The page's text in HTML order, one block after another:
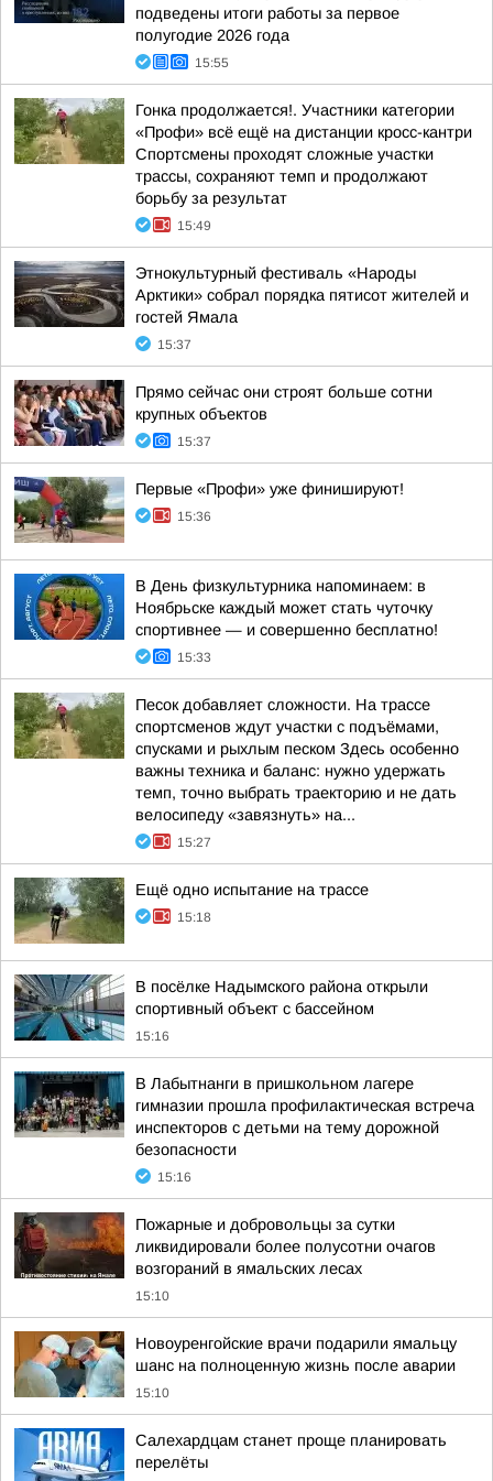
подведены итоги работы за первое
полугодие 2026 года
15:55
Гонка продолжается!. Участники категории
«Профи» всё ещё на дистанции кросс-кантри
Спортсмены проходят сложные участки
трассы, сохраняют темп и продолжают
борьбу за результат
15:49
Этнокультурный фестиваль «Народы
Арктики» собрал порядка пятисот жителей и
гостей Ямала
15:37
Прямо сейчас они строят больше сотни
крупных объектов
15:37
Первые «Профи» уже финишируют!
15:36
В День физкультурника напоминаем: в
Ноябрьске каждый может стать чуточку
спортивнее — и совершенно бесплатно!
15:33
Песок добавляет сложности. На трассе
спортсменов ждут участки с подъёмами,
спусками и рыхлым песком Здесь особенно
важны техника и баланс: нужно удержать
темп, точно выбрать траекторию и не дать
велосипеду «завязнуть» на...
15:27
Ещё одно испытание на трассе
15:18
В посёлке Надымского района открыли
спортивный объект с бассейном
15:16
В Лабытнанги в пришкольном лагере
гимназии прошла профилактическая встреча
инспекторов с детьми на тему дорожной
безопасности
15:16
Пожарные и добровольцы за сутки
ликвидировали более полусотни очагов
возгораний в ямальских лесах
15:10
Новоуренгойские врачи подарили ямальцу
шанс на полноценную жизнь после аварии
15:10
Салехардцам станет проще планировать
перелёты